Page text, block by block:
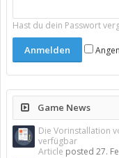
Hast du dein Passwort
Game News
Die Vorinstallation
verfügbar
Article posted 27.